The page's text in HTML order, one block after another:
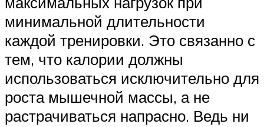
минимальной длительности
каждой тренировки. Это связанно с
тем, что калории должны
использоваться исключительно для
роста мышечной массы, а не
растрачиваться напрасно. Ведь ни